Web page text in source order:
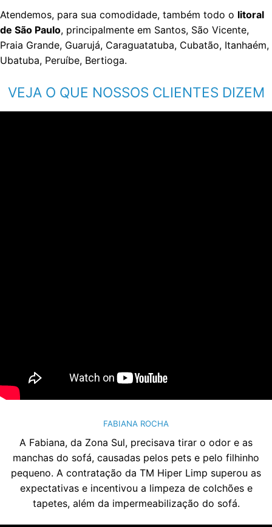
Atendemos, para sua comodidade, também todo o litoral
de São Paulo, principalmente em Santos, São Vicente,
Praia Grande, Guarujá, Caraguatatuba, Cubatão, Itanhaém,
Ubatuba, Peruíbe, Bertioga.
VEJA O QUE NOSSOS CLIENTES DIZEM
FABIANA ROCHA
A Fabiana, da Zona Sul, precisava tirar o odor e as
manchas do sofá, causadas pelos pets e pelo filhinho
pequeno. A contratação da TM Hiper Limp superou as
expectativas e incentivou a limpeza de colchões e
tapetes, além da impermeabilização do sofá.